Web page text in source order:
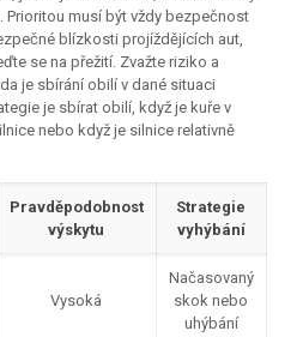
Prioritou musí být vždy bezpečnost
blízkosti projíždějících aut,
se na přežití. Zvažte riziko a
je sbírání obilí v dané situaci
je sbírat obilí, když je kuře v
nebo když je silnice relativně
Pravděpodobnost
výskytu
Strategie
vyhýbání
Vysoká
Načasovaný
skok nebo
uhýbání